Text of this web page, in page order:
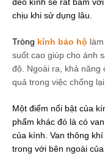
chịu khi sử dụng lâu.
Tròng kính bảo hộ
suốt cao giúp cho ánh
độ. Ngoài ra, khả năng
quả trong việc chống
Một điểm nổi bật của
phẩm khác đó là có
của kính. Van thông
trong với bên ngoài